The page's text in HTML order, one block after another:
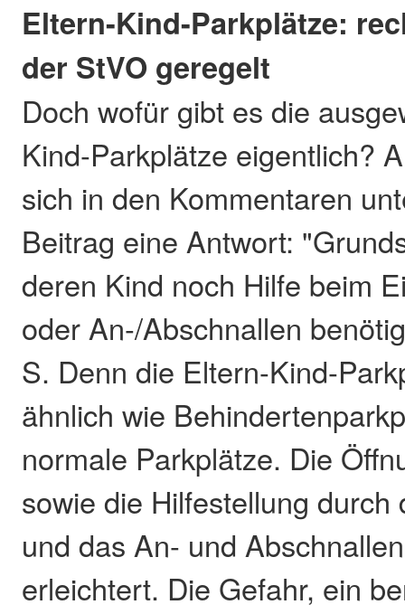
Eltern-Kind-Parkplätze:
der StVO geregelt
Doch wofür gibt es die
Kind-Parkplätze eigentlich?
sich in den Kommentaren
Beitrag eine Antwort:
deren Kind noch Hilfe beim
oder An-/Abschnallen
S. Denn die Eltern-Kind-
ähnlich wie
normale Parkplätze. Die
sowie die Hilfestellung
und das An- und
erleichtert. Die Gefahr, ein